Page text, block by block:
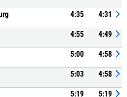
4:35 4:31
4:55 4:49
5:00 4:58
5:03 4:58
5:19 5:19